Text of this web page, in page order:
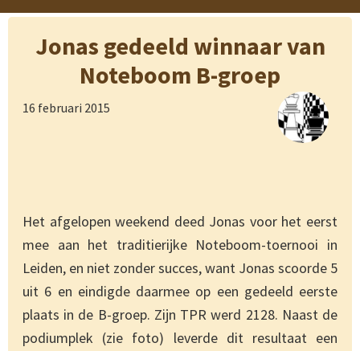
Jonas gedeeld winnaar van
Noteboom B-groep
16 februari 2015
Het afgelopen weekend deed Jonas voor het eerst
mee aan het traditierijke Noteboom-toernooi in
Leiden, en niet zonder succes, want Jonas scoorde 5
uit 6 en eindigde daarmee op een gedeeld eerste
plaats in de B-groep. Zijn TPR werd 2128. Naast de
podiumplek (zie foto) leverde dit resultaat een